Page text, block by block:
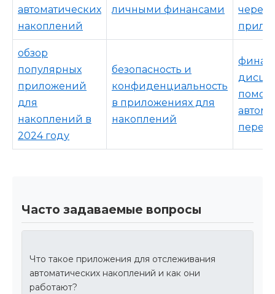
автоматических
накоплений
личными финансами
через
обзор
популярных
приложений
для
накоплений в
2024 году
безопасность и
конфиденциальность
в приложениях для
накоплений
Часто задаваемые вопросы
Что такое приложения для отслеживания
автоматических накоплений и как они
работают?